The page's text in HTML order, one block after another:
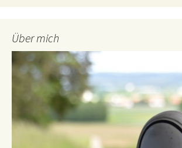
Über mich